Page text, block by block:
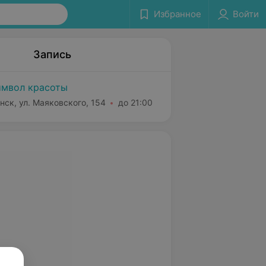
Избранное Войти
Запись
красоты
ул. Маяковского, 154 до 21:00